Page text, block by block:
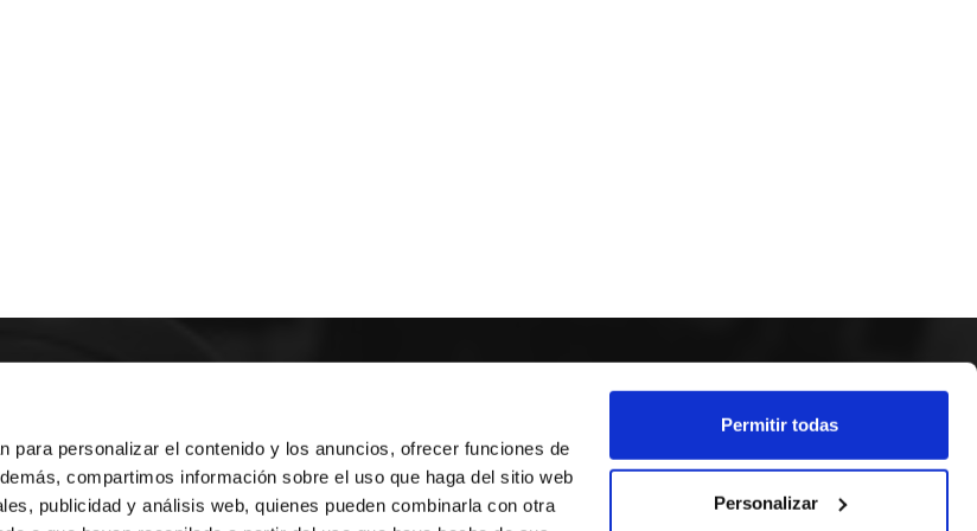
para personalizar el contenido y los anuncios, ofrecer funciones de
compartimos información sobre el uso que haga del sitio web
publicidad y análisis web, quienes pueden combinarla con otra
Permitir todas
Personalizar
100 3º 17ª
DE POBLET 14 1ª 3º
MATANZAS 12
SEGUEIX-NOS